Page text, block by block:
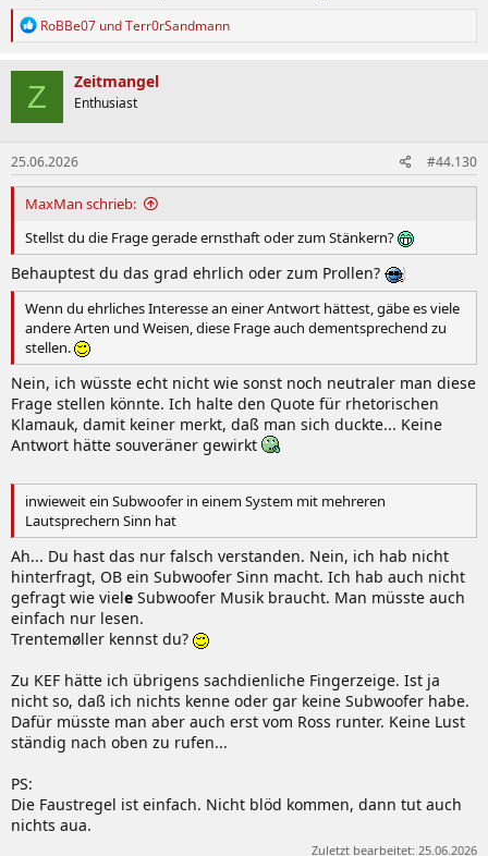
R
k
t
i
o
n
e
n
:
RoBBe07 undTerr0rSandmann
Z Zeitmangel
Enthusiast
25.06.2026 #44.130
MaxMan schrieb:
Stellst du die Frage gerade ernsthaft oder zum Stänkern?
Behauptest du das grad ehrlich oder zum Prollen?
Wenn du ehrliches Interesse an einer Antwort hättest, gäbe es viele
andere Arten und Weisen, diese Frage auch dementsprechend zu
stellen.
Nein, ich wüsste echt nicht wie sonst noch neutraler man diese
Frage stellen könnte. Ich halte den Quote für rhetorischen
Klamauk, damit keiner merkt, daß man sich duckte... Keine
Antwort hätte souveräner gewirkt
inwieweit ein Subwoofer in einem System mit mehreren
Lautsprechern Sinn hat
Ah... Du hast das nur falsch verstanden. Nein, ich hab nicht
hinterfragt, OB ein Subwoofer Sinn macht. Ich hab auch nicht
gefragt wie viele Subwoofer Musik braucht. Man müsste auch
einfach nur lesen.
Trentemøller kennst du?
Zu KEF hätte ich übrigens sachdienliche Fingerzeige. Ist ja
nicht so, daß ich nichts kenne oder gar keine Subwoofer habe.
Dafür müsste man aber auch erst vom Ross runter. Keine Lust
ständig nach oben zu rufen...
PS:
Die Faustregel ist einfach. Nicht blöd kommen, dann tut auch
nichts aua.
Zuletzt bearbeitet: 25.06.2026